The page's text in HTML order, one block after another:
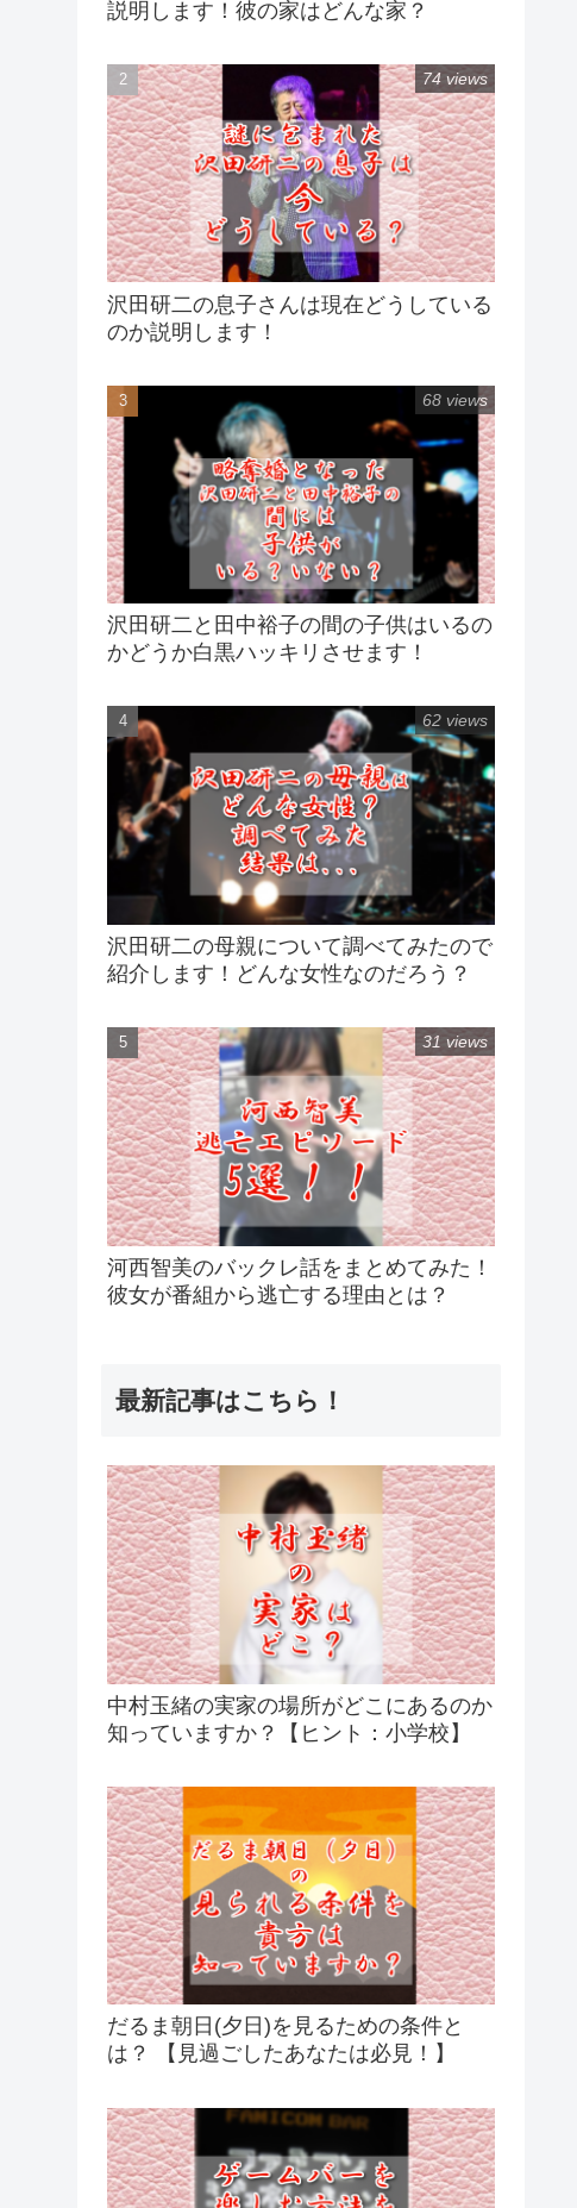
説明します！彼の家はどんな家？
沢田研二の息子さんは現在どうしている
のか説明します！
74 views
沢田研二と田中裕子の間の子供はいるの
かどうか白黒ハッキリさせます！
68 views
沢田研二の母親について調べてみたので
紹介します！どんな女性なのだろう？
62 views
河西智美のバックレ話をまとめてみた！
彼女が番組から逃亡する理由とは？
31 views
最新記事はこちら！
中村玉緒の実家の場所がどこにあるのか
知っていますか？【ヒント：小学校】
だるま朝日(夕日)を見るための条件と
は？ 【見過ごしたあなたは必見！】